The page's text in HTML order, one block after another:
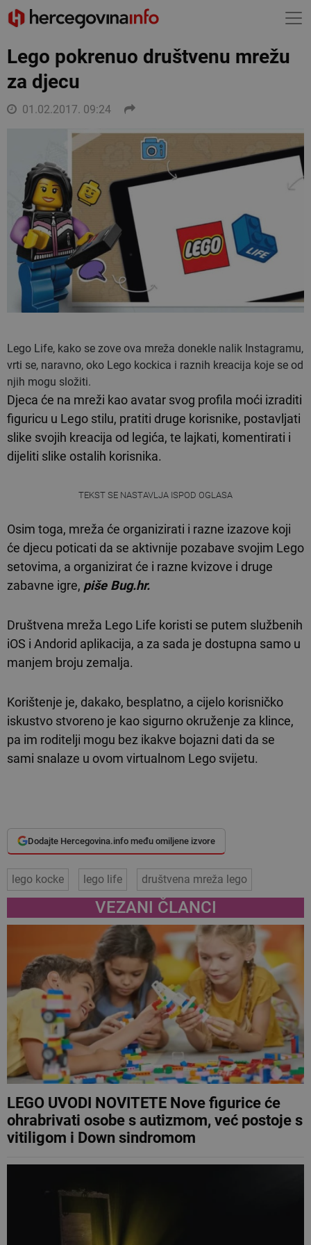
Lego pokrenuo društvenu mrežu
za djecu
01.02.2017. 09:24
Lego Life, kako se zove ova mreža donekle nalik Instagramu,
vrti se, naravno, oko Lego kockica i raznih kreacija koje se od
njih mogu složiti.
Djeca će na mreži kao avatar svog profila moći izraditi
figuricu u Lego stilu, pratiti druge korisnike, postavljati
slike svojih kreacija od legića, te lajkati, komentirati i
dijeliti slike ostalih korisnika.
TEKST SE NASTAVLJA ISPOD OGLASA
Osim toga, mreža će organizirati i razne izazove koji
će djecu poticati da se aktivnije pozabave svojim Lego
setovima, a organizirat će i razne kvizove i druge
zabavne igre, piše Bug.hr.
Društvena mreža Lego Life koristi se putem službenih
iOS i Andorid aplikacija, a za sada je dostupna samo u
manjem broju zemalja.
Korištenje je, dakako, besplatno, a cijelo korisničko
iskustvo stvoreno je kao sigurno okruženje za klince,
pa im roditelji mogu bez ikakve bojazni dati da se
sami snalaze u ovom virtualnom Lego svijetu.
Dodajte Hercegovina.info među omiljene izvore
lego kocke lego life društvena mreža lego
VEZANI ČLANCI
LEGO UVODI NOVITETE Nove figurice će
ohrabrivati osobe s autizmom, već postoje s
vitiligom i Down sindromom